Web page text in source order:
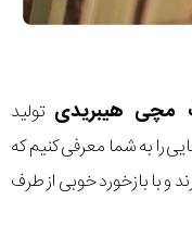
مچی هیبریدی تولید
را به شما معرفی کنیم که
و با بازخورد خوبی از طرف